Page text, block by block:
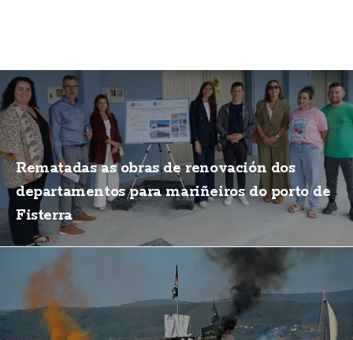
Rematadas as obras de renovación dos
departamentos para mariñeiros do porto de
Fisterra